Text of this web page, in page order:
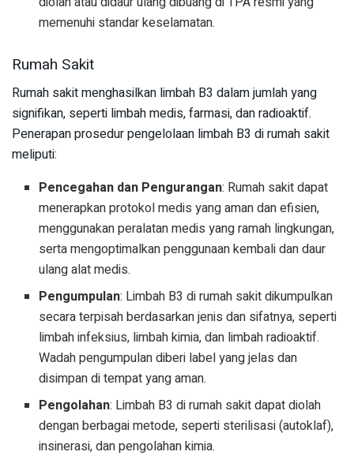
memenuhi standar keselamatan.
Rumah Sakit
Rumah sakit menghasilkan limbah B3 dalam jumlah yang
signifikan, seperti limbah medis, farmasi, dan radioaktif.
Penerapan prosedur pengelolaan limbah B3 di rumah sakit
meliputi:
Pencegahan dan Pengurangan: Rumah sakit dapat
menerapkan protokol medis yang aman dan efisien,
menggunakan peralatan medis yang ramah lingkungan,
serta mengoptimalkan penggunaan kembali dan daur
ulang alat medis.
Pengumpulan: Limbah B3 di rumah sakit dikumpulkan
secara terpisah berdasarkan jenis dan sifatnya, seperti
limbah infeksius, limbah kimia, dan limbah radioaktif.
Wadah pengumpulan diberi label yang jelas dan
disimpan di tempat yang aman.
Pengolahan: Limbah B3 di rumah sakit dapat diolah
dengan berbagai metode, seperti sterilisasi (autoklaf),
insinerasi, dan pengolahan kimia.